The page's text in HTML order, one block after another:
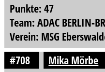
Punkte: 47
Team: ADAC BERLIN-
Verein: MSG
#708
Mika Mörbe